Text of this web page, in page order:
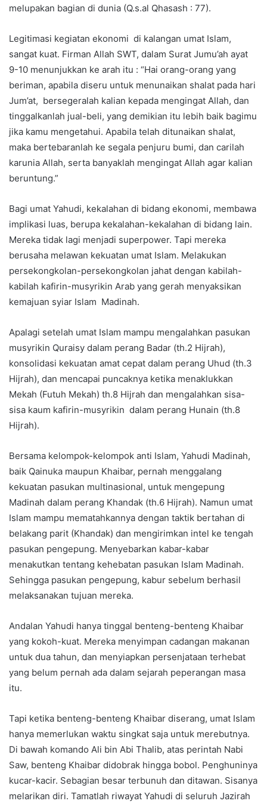
melupakan bagian di dunia (Q.s.al Qhasash : 77).
Legitimasi kegiatan ekonomi di kalangan umat Islam,
sangat kuat. Firman Allah SWT, dalam Surat Jumu’ah ayat
9-10 menunjukkan ke arah itu : “Hai orang-orang yang
beriman, apabila diseru untuk menunaikan shalat pada hari
Jum’at, bersegeralah kalian kepada mengingat Allah, dan
tinggalkanlah jual-beli, yang demikian itu lebih baik bagimu
jika kamu mengetahui. Apabila telah ditunaikan shalat,
maka bertebaranlah ke segala penjuru bumi, dan carilah
karunia Allah, serta banyaklah mengingat Allah agar kalian
beruntung.”
Bagi umat Yahudi, kekalahan di bidang ekonomi, membawa
implikasi luas, berupa kekalahan-kekalahan di bidang lain.
Mereka tidak lagi menjadi superpower. Tapi mereka
berusaha melawan kekuatan umat Islam. Melakukan
persekongkolan-persekongkolan jahat dengan kabilah-
kabilah kafirin-musyrikin Arab yang gerah menyaksikan
kemajuan syiar Islam Madinah.
Apalagi setelah umat Islam mampu mengalahkan pasukan
musyrikin Quraisy dalam perang Badar (th.2 Hijrah),
konsolidasi kekuatan amat cepat dalam perang Uhud (th.3
Hijrah), dan mencapai puncaknya ketika menaklukkan
Mekah (Futuh Mekah) th.8 Hijrah dan mengalahkan sisa-
sisa kaum kafirin-musyrikin dalam perang Hunain (th.8
Hijrah).
Bersama kelompok-kelompok anti Islam, Yahudi Madinah,
baik Qainuka maupun Khaibar, pernah menggalang
kekuatan pasukan multinasional, untuk mengepung
Madinah dalam perang Khandak (th.6 Hijrah). Namun umat
Islam mampu mematahkannya dengan taktik bertahan di
belakang parit (Khandak) dan mengirimkan intel ke tengah
pasukan pengepung. Menyebarkan kabar-kabar
menakutkan tentang kehebatan pasukan Islam Madinah.
Sehingga pasukan pengepung, kabur sebelum berhasil
melaksanakan tujuan mereka.
Andalan Yahudi hanya tinggal benteng-benteng Khaibar
yang kokoh-kuat. Mereka menyimpan cadangan makanan
untuk dua tahun, dan menyiapkan persenjataan terhebat
yang belum pernah ada dalam sejarah peperangan masa
itu.
Tapi ketika benteng-benteng Khaibar diserang, umat Islam
hanya memerlukan waktu singkat saja untuk merebutnya.
Di bawah komando Ali bin Abi Thalib, atas perintah Nabi
Saw, benteng Khaibar didobrak hingga bobol. Penghuninya
kucar-kacir. Sebagian besar terbunuh dan ditawan. Sisanya
melarikan diri. Tamatlah riwayat Yahudi di seluruh Jazirah